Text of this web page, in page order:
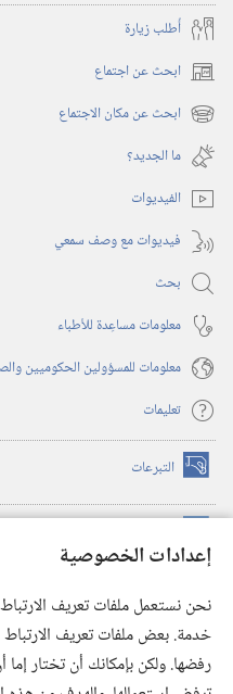
إعدادات الخصوصية
نحن نستعمل ملفات تعريف
خدمة. بعض ملفات تعريف
رفضها. ولكن بإمكانك أن تختار
أُطلب زيارة
ابحث عن اجتماع (يفتح
نافذة
جديدة)
ابحث عن مكان الاجتماع (يفتح
نافذة
جديدة)
ما الجديد؟‏
الفيديوات
فيديوات مع وصف سمعي
بحث
معلومات مساعِدة للأطباء
معلومات للمسؤولين الحكوميين
تعليمات
التبرعات (يفتح
نافذة
(يفتح
نافذة
(يفتح
نافذة
جديدة) تطبيق ®
JW Library
مكتبة برج المراقبة